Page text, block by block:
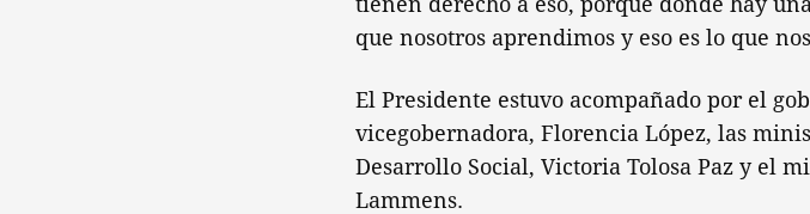
que nosotros aprendimos y eso es lo que
El Presidente estuvo acompañado por el
vicegobernadora, Florencia López, las
Desarrollo Social, Victoria Tolosa Paz y el
Lammens.